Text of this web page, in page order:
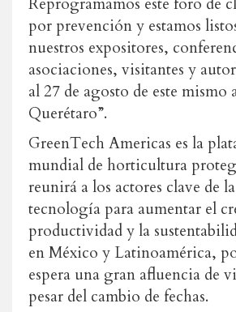
por prevención y estamos
nuestros expositores,
asociaciones, visitantes y
al 27 de agosto de este mismo
Querétaro”.
GreenTech Americas es la
mundial de horticultura
reunirá a los actores clave de
tecnología para aumentar el
productividad y la
en México y Latinoamérica,
espera una gran afluencia de
pesar del cambio de fechas.